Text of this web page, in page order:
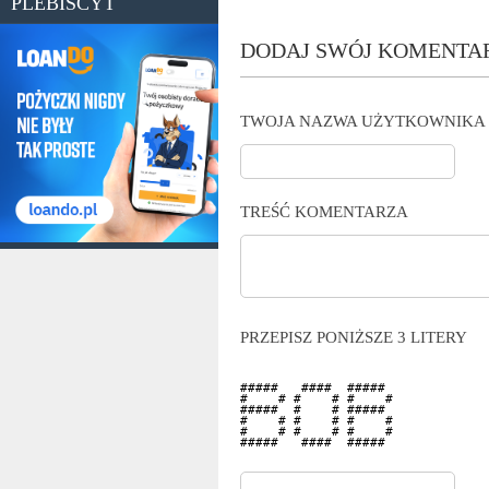
DODAJ SWÓJ
TWOJA NAZWA UŻYTKOWNIKA
TREŚĆ KOMENTARZA
PRZEPISZ PONIŻSZE 3 LITERY
#####   ####  #####
#    # #    # #    #
#####  #    # #####
#    # #    # #    #
#    # #    # #    #
#####   ####  #####